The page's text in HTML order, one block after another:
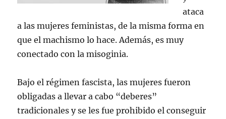
ataca
a las mujeres feministas, de la misma forma en
que el machismo lo hace. Además, es muy
conectado con la misoginia.
Bajo el régimen fascista, las mujeres fueron
obligadas a llevar a cabo “deberes”
tradicionales y se les fue prohibido el conseguir